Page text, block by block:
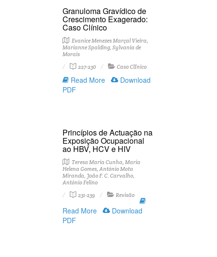
Granuloma Gravídico de
Crescimento Exagerado:
Caso Clínico
Evanice Menezes Marçal Vieira,
Marianne Spalding, Sylvania de
Morais
227-230
Caso ClÍnico
Read More
Download
PDF
Princípios de Actuação na
Exposição Ocupacional
ao HBV, HCV e HIV
Teresa Maria Cunha, Maria
Helena Gomes, António Mota
Miranda, João F. C. Carvalho,
António Felino
231-239
Revisão
Read More
Download
PDF